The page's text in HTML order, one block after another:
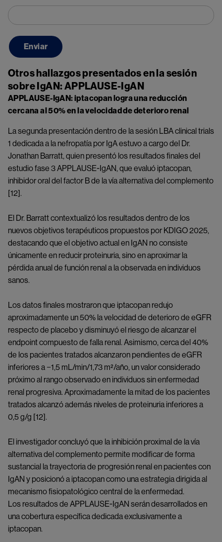
Otros hallazgos presentados en la sesión
sobre IgAN: APPLAUSE-IgAN
APPLAUSE-IgAN: iptacopan logra una reducción
cercana al 50% en la velocidad de deterioro renal
La segunda presentación dentro de la sesión LBA clinical trials
1 dedicada a la nefropatía por IgA estuvo a cargo del Dr.
Jonathan Barratt, quien presentó los resultados finales del
estudio fase 3 APPLAUSE-IgAN, que evaluó iptacopan,
inhibidor oral del factor B de la vía alternativa del complemento
[12].
El Dr. Barratt contextualizó los resultados dentro de los
nuevos objetivos terapéuticos propuestos por KDIGO 2025,
destacando que el objetivo actual en IgAN no consiste
únicamente en reducir proteinuria, sino en aproximar la
pérdida anual de función renal a la observada en individuos
sanos.
Los datos finales mostraron que iptacopan redujo
aproximadamente un 50% la velocidad de deterioro de eGFR
respecto de placebo y disminuyó el riesgo de alcanzar el
endpoint compuesto de falla renal. Asimismo, cerca del 40%
de los pacientes tratados alcanzaron pendientes de eGFR
inferiores a −1,5 mL/min/1,73 m²/año, un valor considerado
próximo al rango observado en individuos sin enfermedad
renal progresiva. Aproximadamente la mitad de los pacientes
tratados alcanzó además niveles de proteinuria inferiores a
0,5 g/g [12].
El investigador concluyó que la inhibición proximal de la vía
alternativa del complemento permite modificar de forma
sustancial la trayectoria de progresión renal en pacientes con
IgAN y posicionó a iptacopan como una estrategia dirigida al
mecanismo fisiopatológico central de la enfermedad.
Los resultados de APPLAUSE-IgAN serán desarrollados en
una cobertura específica dedicada exclusivamente a
iptacopan.